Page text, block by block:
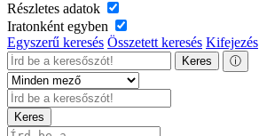
Részletes adatok
Iratonként egyben
Egyszerű keresés Összetett keresés Kifejezés
Keres ⓘ
Keres